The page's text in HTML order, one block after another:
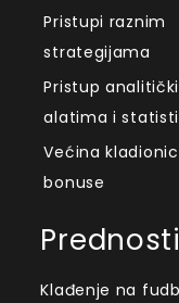
Pristupi raznim
strategijama
Pristup
alatima i
Većina
bonuse
Klađenje na